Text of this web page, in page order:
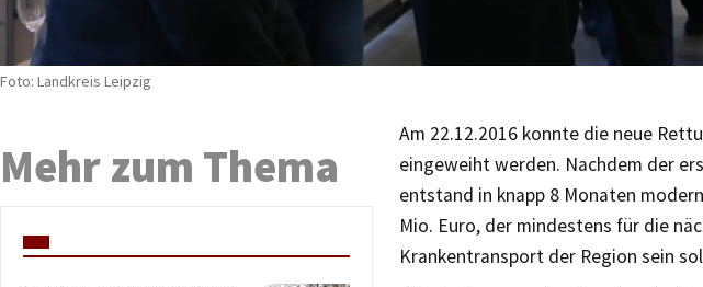
Foto: Landkreis Leipzig
Am 22.12.2016 konnte die neue
eingeweiht werden. Nachdem der
entstand in knapp 8 Monaten
Mio. Euro, der mindestens für die
Krankentransport der Region sein
Mehr zum Thema